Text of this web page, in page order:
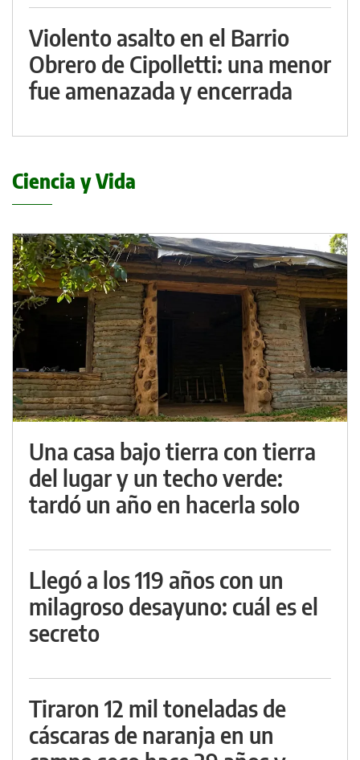
Violento asalto en el Barrio
Obrero de Cipolletti: una menor
fue amenazada y encerrada
Ciencia y Vida
Una casa bajo tierra con tierra
del lugar y un techo verde:
tardó un año en hacerla solo
Llegó a los 119 años con un
milagroso desayuno: cuál es el
secreto
Tiraron 12 mil toneladas de
cáscaras de naranja en un